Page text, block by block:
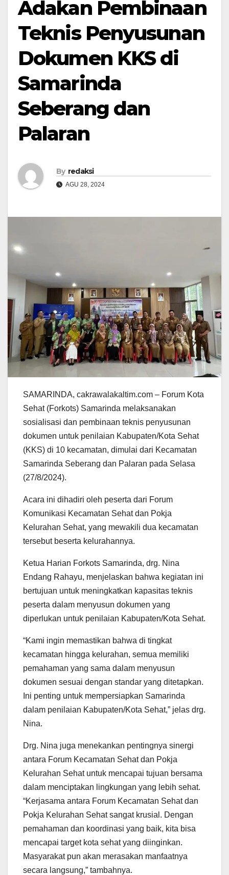
Adakan Pembinaan
Teknis Penyusunan
Dokumen KKS di
Samarinda
Seberang dan
Palaran
By redaksi
AGU 28, 2024
SAMARINDA, cakrawalakaltim.com – Forum Kota
Sehat (Forkots) Samarinda melaksanakan
sosialisasi dan pembinaan teknis penyusunan
dokumen untuk penilaian Kabupaten/Kota Sehat
(KKS) di 10 kecamatan, dimulai dari Kecamatan
Samarinda Seberang dan Palaran pada Selasa
(27/8/2024).
Acara ini dihadiri oleh peserta dari Forum
Komunikasi Kecamatan Sehat dan Pokja
Kelurahan Sehat, yang mewakili dua kecamatan
tersebut beserta kelurahannya.
Ketua Harian Forkots Samarinda, drg. Nina
Endang Rahayu, menjelaskan bahwa kegiatan ini
bertujuan untuk meningkatkan kapasitas teknis
peserta dalam menyusun dokumen yang
diperlukan untuk penilaian Kabupaten/Kota Sehat.
“Kami ingin memastikan bahwa di tingkat
kecamatan hingga kelurahan, semua memiliki
pemahaman yang sama dalam menyusun
dokumen sesuai dengan standar yang ditetapkan.
Ini penting untuk mempersiapkan Samarinda
dalam penilaian Kabupaten/Kota Sehat,” jelas drg.
Nina.
Drg. Nina juga menekankan pentingnya sinergi
antara Forum Kecamatan Sehat dan Pokja
Kelurahan Sehat untuk mencapai tujuan bersama
dalam menciptakan lingkungan yang lebih sehat.
“Kerjasama antara Forum Kecamatan Sehat dan
Pokja Kelurahan Sehat sangat krusial. Dengan
pemahaman dan koordinasi yang baik, kita bisa
mencapai target kota sehat yang diinginkan.
Masyarakat pun akan merasakan manfaatnya
secara langsung,” tambahnya.